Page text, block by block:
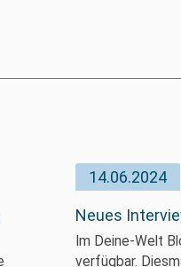
14.06.2024
Neues
Im Deine-Welt
verfügbar.